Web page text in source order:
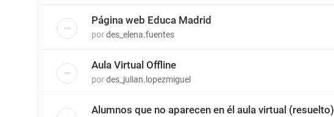
Página web Educa Madrid
pordes_elena.fuentes
Aula Virtual Offline
pordes_julian.lopezmiguel
Alumnos que no aparecen en él aula virtual (resuelto)